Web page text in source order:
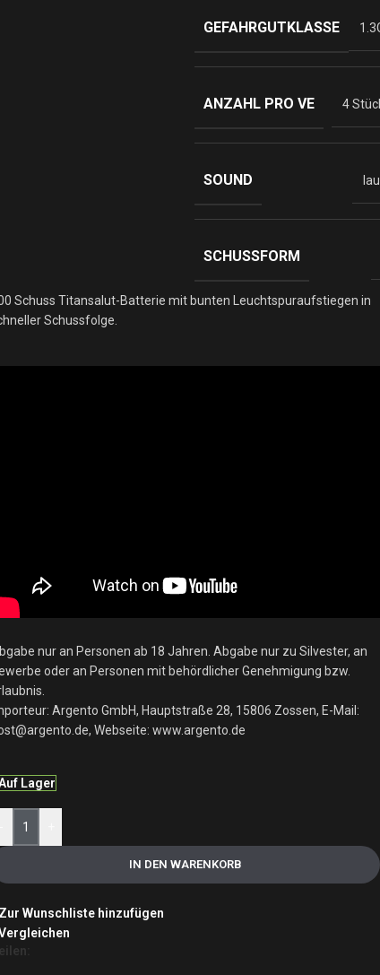
GEFAHRGUTKLASSE
ANZAHL PRO VE 4
SOUND
SCHUSSFORM
Schuss Titansalut-Batterie mit bunten Leuchtspuraufstiegen in
Schussfolge.
nur an Personen ab 18 Jahren. Abgabe nur zu Silvester, an
oder an Personen mit behördlicher Genehmigung bzw.
Argento GmbH, Hauptstraße 28, 15806 Zossen, E-Mail:
Webseite: www.argento.de
Lager
IN DEN WARENKORB
Zur Wunschliste hinzufügen